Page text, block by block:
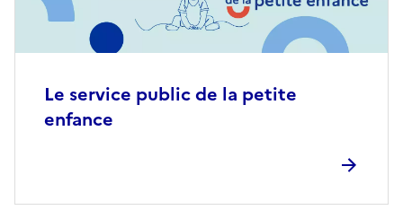
Le service public de la petite
enfance